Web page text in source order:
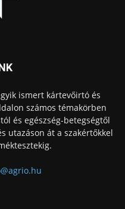
ismert kártevőirtó és
számos témakörben
és egészség-betegségtől
utazáson át a szakértőkkel